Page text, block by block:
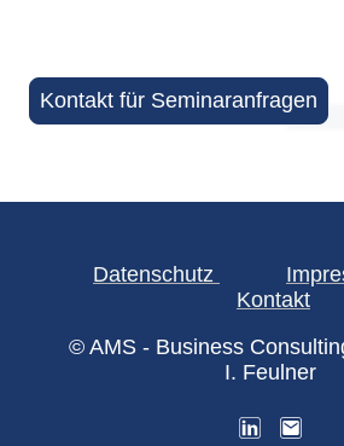
Kontakt für Seminaranfragen
Datenschutz
Kontakt
© AMS - Business
I. Feulner